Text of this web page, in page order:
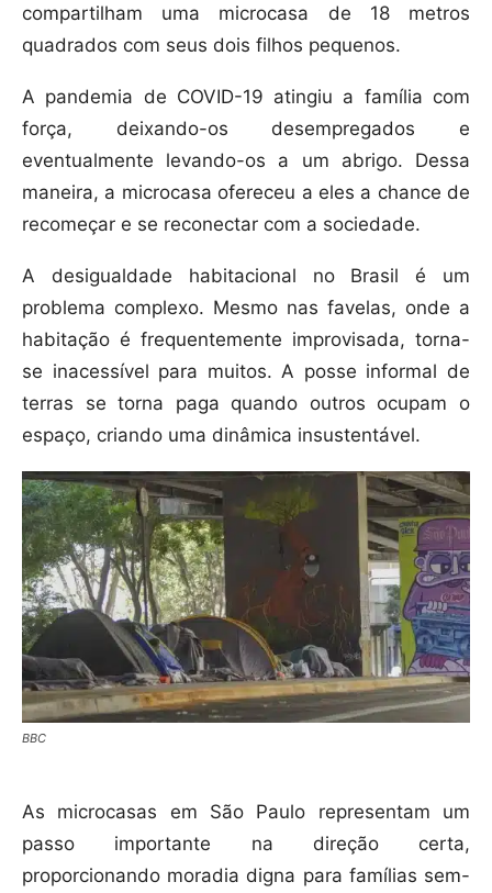
compartilham uma microcasa de 18 metros
quadrados com seus dois filhos pequenos.
A pandemia de COVID-19 atingiu a família com
força, deixando-os desempregados e
eventualmente levando-os a um abrigo. Dessa
maneira, a microcasa ofereceu a eles a chance de
recomeçar e se reconectar com a sociedade.
A desigualdade habitacional no Brasil é um
problema complexo. Mesmo nas favelas, onde a
habitação é frequentemente improvisada, torna-
se inacessível para muitos. A posse informal de
terras se torna paga quando outros ocupam o
espaço, criando uma dinâmica insustentável.
BBC
As microcasas em São Paulo representam um
passo importante na direção certa,
proporcionando moradia digna para famílias sem-